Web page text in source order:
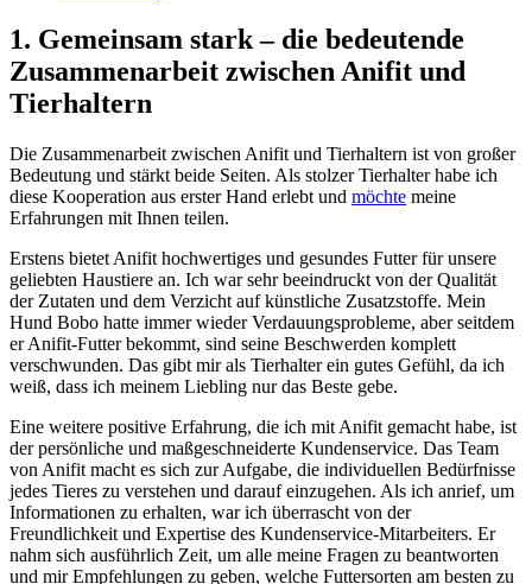
1. Gemeinsam ​stark – die bedeutende
Zusammenarbeit zwischen Anifit und ​
Tierhaltern
Die ‌Zusammenarbeit zwischen Anifit und Tierhaltern ist von großer
Bedeutung und ⁢stärkt ⁤beide Seiten. Als stolzer​ Tierhalter⁢ habe ‍ich
diese Kooperation aus erster ​Hand erlebt und möchte meine
Erfahrungen mit Ihnen‌ teilen.
Erstens‍ bietet Anifit hochwertiges und gesundes‍ Futter⁢ für unsere
⁣geliebten Haustiere an.⁤ Ich war sehr beeindruckt von der⁢ Qualität
der Zutaten und dem Verzicht auf künstliche Zusatzstoffe. Mein
‌Hund⁣ Bobo hatte immer‌ wieder Verdauungsprobleme,⁤ aber seitdem​
er Anifit-Futter ​bekommt, sind seine Beschwerden‍ komplett‌
verschwunden. Das gibt mir ‌als Tierhalter ein gutes Gefühl, da ich
weiß,⁢ dass ich ‍meinem Liebling nur das Beste gebe.
Eine weitere positive Erfahrung, die⁢ ich mit Anifit⁤ gemacht habe, ist
der‍ persönliche und maßgeschneiderte Kundenservice. Das Team
von Anifit macht es sich‌ zur Aufgabe, die individuellen Bedürfnisse
jedes Tieres zu verstehen und ‍darauf einzugehen. Als ich anrief, um
Informationen zu erhalten,⁢ war‍ ich überrascht von der
Freundlichkeit und Expertise des Kundenservice-Mitarbeiters. Er
nahm sich ausführlich Zeit,‌ um​ alle meine Fragen zu beantworten
und mir Empfehlungen zu geben,⁢ welche Futtersorten am‌ besten zu